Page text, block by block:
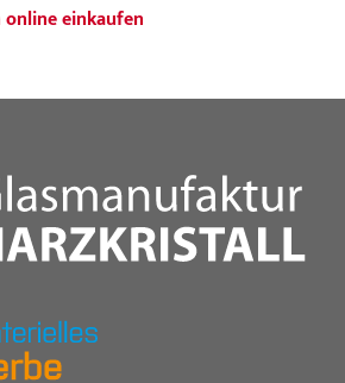
online einkaufen